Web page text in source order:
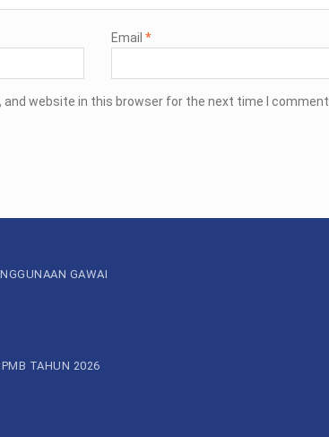
Email *
and website in this browser for the next time I comment.
GAWAI
TAHUN 2026